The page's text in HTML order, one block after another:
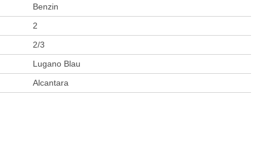
Benzin
2
2/3
Lugano Blau
Alcantara